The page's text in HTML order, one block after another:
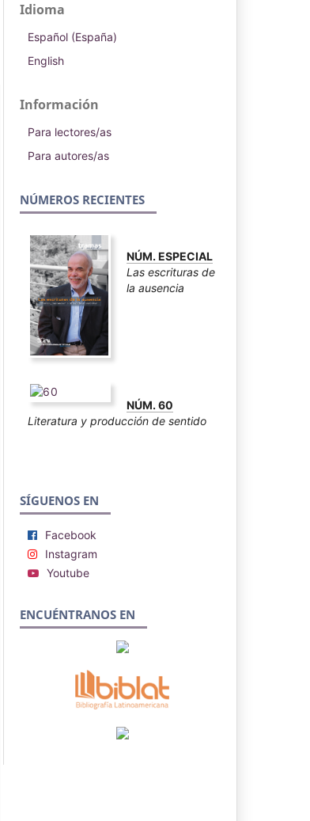
Idioma
Español (España)
English
Información
Para lectores/as
Para autores/as
NÚMEROS RECIENTES
NÚM. ESPECIAL
Las escrituras de
la ausencia
NÚM. 60
Literatura y producción de sentido
SÍGUENOS EN
Facebook
Instagram
Youtube
ENCUÉNTRANOS EN